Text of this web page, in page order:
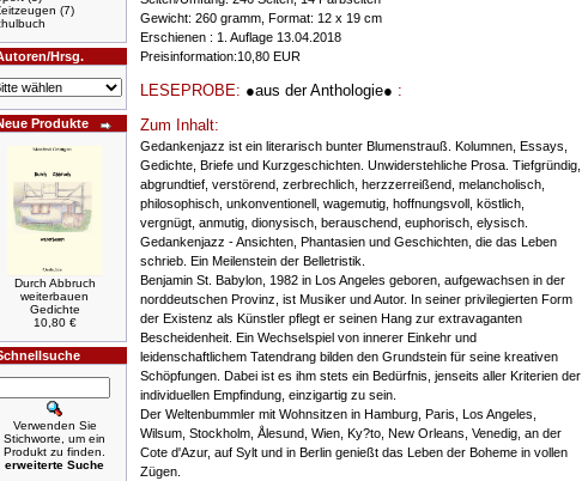
(7)
Hrsg.
Produkte
Durch Abbruch
weiterbauen
Gedichte
10,80 €
Verwenden Sie
Stichworte, um ein
Produkt zu finden.
erweiterte Suche
Gewicht: 260 gramm, Format: 12 x 19 cm
Erschienen : 1. Auflage 13.04.2018
Preisinformation:10,80 EUR
LESEPROBE: ●aus der Anthologie● :
Zum Inhalt:
Gedankenjazz ist ein literarisch bunter Blumenstrauß. Kolumnen, Essays,
Gedichte, Briefe und Kurzgeschichten. Unwiderstehliche Prosa. Tiefgründig,
abgrundtief, verstörend, zerbrechlich, herzzerreißend, melancholisch,
philosophisch, unkonventionell, wagemutig, hoffnungsvoll, köstlich,
vergnügt, anmutig, dionysisch, berauschend, euphorisch, elysisch.
Gedankenjazz - Ansichten, Phantasien und Geschichten, die das Leben
schrieb. Ein Meilenstein der Belletristik.
Benjamin St. Babylon, 1982 in Los Angeles geboren, aufgewachsen in der
norddeutschen Provinz, ist Musiker und Autor. In seiner privilegierten Form
der Existenz als Künstler pflegt er seinen Hang zur extravaganten
Bescheidenheit. Ein Wechselspiel von innerer Einkehr und
leidenschaftlichem Tatendrang bilden den Grundstein für seine kreativen
Schöpfungen. Dabei ist es ihm stets ein Bedürfnis, jenseits aller Kriterien der
individuellen Empfindung, einzigartig zu sein.
Der Weltenbummler mit Wohnsitzen in Hamburg, Paris, Los Angeles,
Wilsum, Stockholm, Ålesund, Wien, Ky?to, New Orleans, Venedig, an der
Cote d'Azur, auf Sylt und in Berlin genießt das Leben der Boheme in vollen
Zügen.